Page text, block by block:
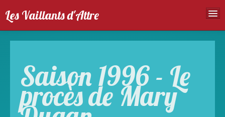
Les Vaillants d'Attre
Spectales
Agenda
Saison 1996 - Le
procès de Mary